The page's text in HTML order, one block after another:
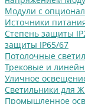
Модули с
Источники
Степень защиты
защиты IP65/67
Потолочные
Трековые и
Уличное
Cветильники для
Промышленное